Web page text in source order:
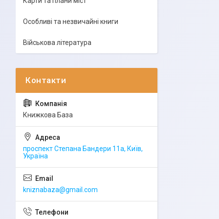
Особливі та незвичайні книги
Військова література
Книжкова База
проспект Степана Бандери 11а, Київ,
Україна
kniznabaza@gmail.com